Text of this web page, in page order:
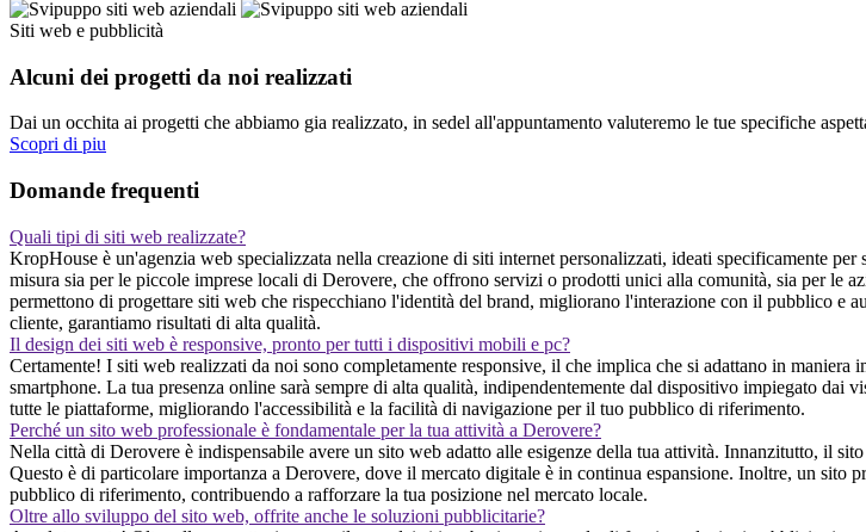
Siti web e pubblicità
Alcuni dei progetti da noi realizzati
Dai un occhita ai progetti che abbiamo gia realizzato, in sedel all'appuntamento valuteremo le tue specifiche
Scopri di piu
Domande frequenti
Quali tipi di siti web realizzate?
KropHouse è un'agenzia web specializzata nella creazione di siti internet personalizzati, ideati specificamente
misura sia per le piccole imprese locali di Derovere, che offrono servizi o prodotti unici alla comunità, sia per le
permettono di progettare siti web che rispecchiano l'identità del brand, migliorano l'interazione con il pubblico e
cliente, garantiamo risultati di alta qualità.
Il design dei siti web è responsive, pronto per tutti i dispositivi mobili e pc?
Certamente! I siti web realizzati da noi sono completamente responsive, il che implica che si adattano in
smartphone. La tua presenza online sarà sempre di alta qualità, indipendentemente dal dispositivo impiegato
tutte le piattaforme, migliorando l'accessibilità e la facilità di navigazione per il tuo pubblico di riferimento.
Perché un sito web professionale è fondamentale per la tua attività a Derovere?
Nella città di Derovere è indispensabile avere un sito web adatto alle esigenze della tua attività. Innanzitutto, il
Questo è di particolare importanza a Derovere, dove il mercato digitale è in continua espansione. Inoltre, un
pubblico di riferimento, contribuendo a rafforzare la tua posizione nel mercato locale.
Oltre allo sviluppo del sito web, offrite anche le soluzioni pubblicitarie?